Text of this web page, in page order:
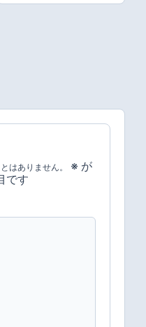
はありません。 ※ が
です